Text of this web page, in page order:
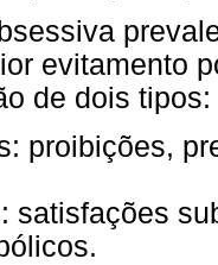
evitamento
de dois tipos:
proibições,
satisfações